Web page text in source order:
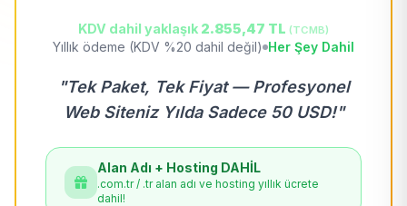
KDV dahil yaklaşık 2.855,47 TL (TCMB)
Yıllık ödeme (KDV %20 dahil değil) Her Şey Dahil
"Tek Paket, Tek Fiyat — Profesyonel
Web Siteniz Yılda Sadece 50 USD!"
Alan Adı + Hosting DAHİL
.com.tr / .tr alan adı ve hosting yıllık ücrete
dahil!